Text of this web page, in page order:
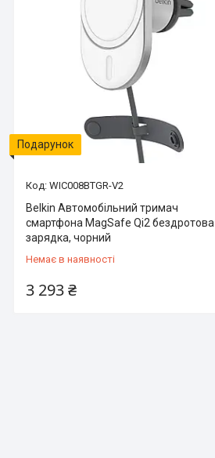
Подарунок
WIC008BTGR-V2
Belkin Автомобільний тримач
смартфона MagSafe Qi2 бездротова
зарядка, чорний
Немає в наявності
3 293 ₴